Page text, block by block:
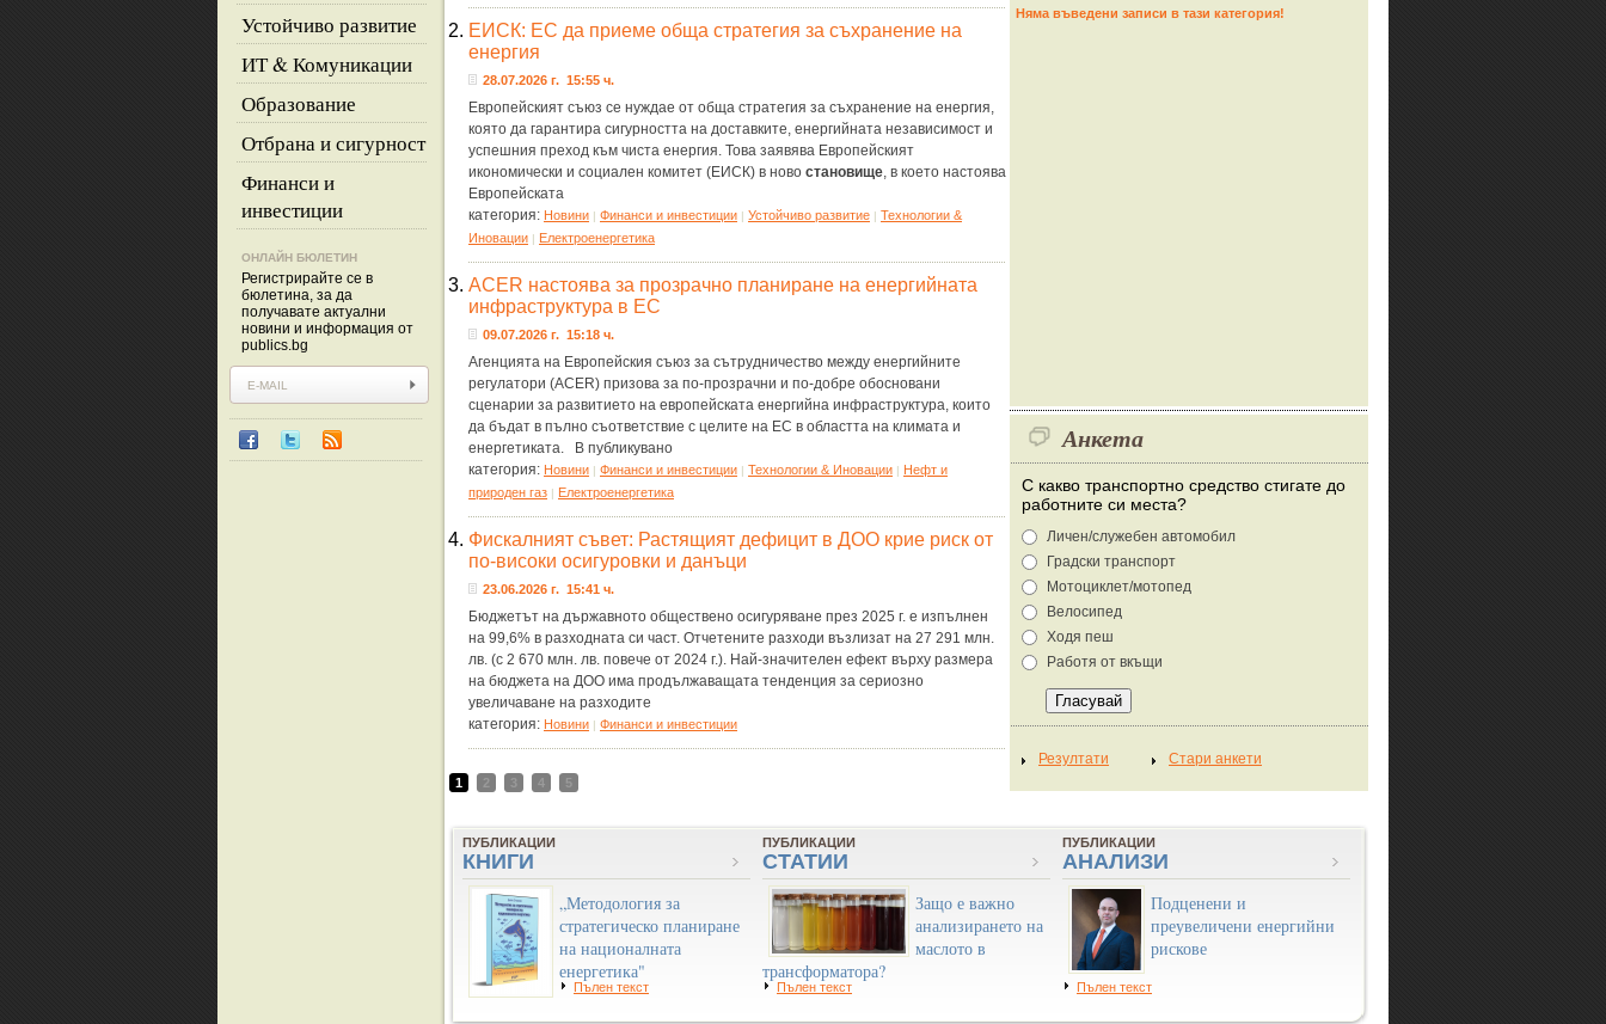
Устойчиво развитие
ИТ & Комуникации
Образование
Отбрана и сигурност
Финанси и
инвестиции
ОНЛАЙН БЮЛЕТИН
Регистрирайте се в
бюлетина, за да
получавате актуални
новини и информация от
publics.bg
2. ЕИСК: ЕС да приеме обща стратегия за съхранение на
енергия
28.07.2026 г. 15:55 ч.
Европейският съюз се нуждае от обща стратегия за съхранение на енергия,
която да гарантира сигурността на доставките, енергийната независимост и
успешния преход към чиста енергия. Това заявява Европейският
икономически и социален комитет (ЕИСК) в ново становище, в което настоява
Европейската
категория: Новини | Финанси и инвестиции | Устойчиво развитие | Технологии &
Иновации | Eлектроенергетика
3. ACER настоява за прозрачно планиране на енергийната
инфраструктура в ЕС
09.07.2026 г. 15:18 ч.
Агенцията на Европейския съюз за сътрудничество между енергийните
регулатори (ACER) призова за по-прозрачни и по-добре обосновани
сценарии за развитието на европейската енергийна инфраструктура, които
да бъдат в пълно съответствие с целите на ЕС в областта на климата и
енергетиката. В публикувано
категория: Новини | Финанси и инвестиции | Технологии & Иновации | Нефт и
природен газ | Eлектроенергетика
4. Фискалният съвет: Растящият дефицит в ДОО крие риск от
по-високи осигуровки и данъци
23.06.2026 г. 15:41 ч.
Бюджетът на държавното обществено осигуряване през 2025 г. е изпълнен
на 99,6% в разходната си част. Отчетените разходи възлизат на 27 291 млн.
лв. (с 2 670 млн. лв. повече от 2024 г.). Най-значителен ефект върху размера
на бюджета на ДОО има продължаващата тенденция за сериозно
увеличаване на разходите
категория: Новини | Финанси и инвестиции
1 2 3 4 5
Няма въведени записи в тази категория!
Анкета
С какво транспортно средство стигате до
работните си места?
Личен/служебен автомобил
Градски транспорт
Мотоциклет/мотопед
Велосипед
Ходя пеш
Работя от вкъщи
ПУБЛИКАЦИИ
КНИГИ
„Методология за
стратегическо планиране
на националната
енергетика"
Пълен текст
ПУБЛИКАЦИИ
СТАТИИ
Защо е важно
анализирането на
маслото в
трансформатора?
Пълен текст
ПУБЛИКАЦИИ
АНАЛИЗИ
Подценени и
преувеличени енергийни
рискове
Пълен текст